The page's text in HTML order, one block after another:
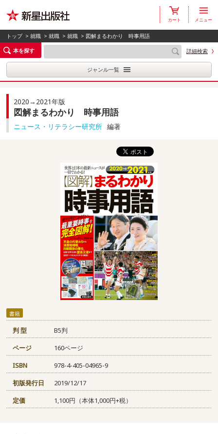
カート メニュー
トップ >就職 >就職 >就職 > 図解まるわかり 時事用語
本を探す
詳細検索
ジャンル一覧
2020→2021年版
図解まるわかり 時事用語
ニュース・リテラシー研究所 編著
書籍
判 型
B5判
ページ
160ページ
ISBN
978-4-405-04965-9
初版発行日
2019/12/17
定価
1,100円（本体1,000円+税）